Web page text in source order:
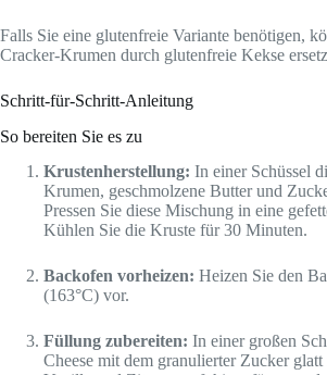
Falls Sie eine glutenfreie Variante benötigen,
Cracker-Krumen durch glutenfreie Kekse
Schritt-für-Schritt-Anleitung
So bereiten Sie es zu
Krustenherstellung: In einer Schüssel
Krumen, geschmolzene Butter und
Pressen Sie diese Mischung in eine
Kühlen Sie die Kruste für 30 Minuten.
Backofen vorheizen: Heizen Sie den
(163°C) vor.
Füllung zubereiten: In einer großen
Cheese mit dem granulierter Zucker glatt